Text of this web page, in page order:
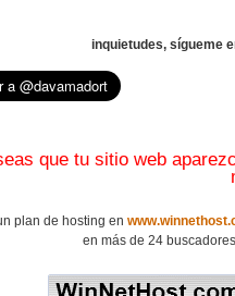
inquietudes, sígueme
que tu sitio web
plan de hosting en
en más de 24